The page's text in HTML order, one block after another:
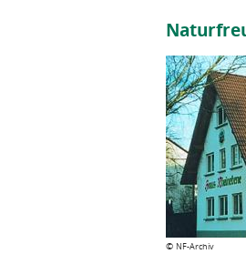
© NF-Archiv